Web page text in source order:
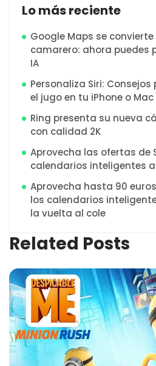
Lo más reciente
Google Maps se
camarero: ahora puedes
IA
Personaliza Siri:
el jugo en tu iPhone o Mac
Ring presenta su nueva
con calidad 2K
Aprovecha las ofertas de
calendarios inteligentes
Aprovecha hasta 90
los calendarios
la vuelta al cole
Related Posts